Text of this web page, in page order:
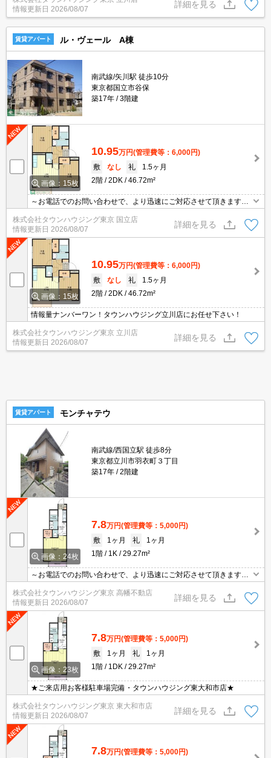
情報更新日 2026/08/07
詳細を見る
賃貸アパート ル・ヴェール A棟
南武線/矢川駅 徒歩10分
東京都国立市谷保
築17年
3階建
画像：15枚
10.95万円(管理費等：6,000円)
敷
なし 礼
1.5ヶ月
2階
2DK 46.72m²
～お電話でのお問い合わせで、より迅速にご対応させて頂きます～
地域密着タウンハウジング【国立店】まで～
株式会社タウンハウジング東京 国立店
情報更新日 2026/08/07
詳細を見る
画像：15枚
10.95万円(管理費等：6,000円)
敷
なし 礼
1.5ヶ月
2階
2DK 46.72m²
情報量ナンバーワン！タウンハウジング立川店にお任せ下さい！
株式会社タウンハウジング東京 立川店
情報更新日 2026/08/07
詳細を見る
賃貸アパート モンチャテウ
南武線/西国立駅 徒歩8分
東京都立川市羽衣町３丁目
築17年
2階建
画像：24枚
7.8万円(管理費等：5,000円)
敷
1ヶ月 礼
1ヶ月
1階
1K 29.27m²
～お電話でのお問い合わせで、より迅速にご対応させて頂きます～
地域密着タウンハウジングまで～
株式会社タウンハウジング東京 高幡不動店
情報更新日 2026/08/07
詳細を見る
画像：23枚
7.8万円(管理費等：5,000円)
敷
1ヶ月 礼
1ヶ月
1階
1DK 29.27m²
★ご来店用お客様駐車場完備・タウンハウジング東大和市店★
株式会社タウンハウジング東京 東大和市店
情報更新日 2026/08/07
詳細を見る
7.8万円(管理費等：5,000円)